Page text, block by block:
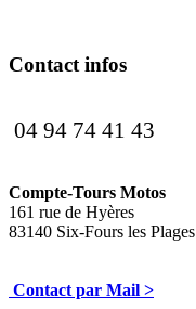
Contact infos
04 94 74 41 43
Compte-Tours Motos
161 rue de Hyères
83140 Six-Fours les Plages
Contact par Mail >